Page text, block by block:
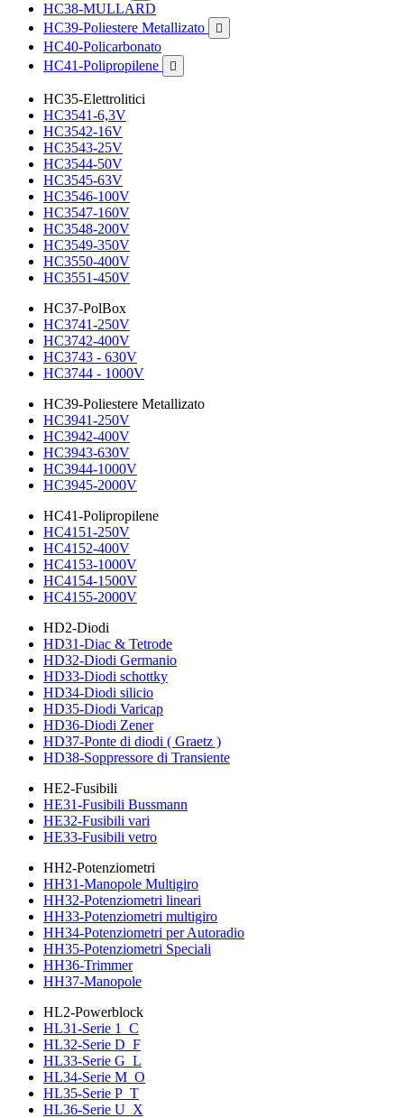
HC38-MULLARD
HC39-Poliestere Metallizato

HC40-Policarbonato
HC41-Polipropilene

HC35-Elettrolitici
HC3541-6,3V
HC3542-16V
HC3543-25V
HC3544-50V
HC3545-63V
HC3546-100V
HC3547-160V
HC3548-200V
HC3549-350V
HC3550-400V
HC3551-450V
HC37-PolBox
HC3741-250V
HC3742-400V
HC3743 - 630V
HC3744 - 1000V
HC39-Poliestere Metallizato
HC3941-250V
HC3942-400V
HC3943-630V
HC3944-1000V
HC3945-2000V
HC41-Polipropilene
HC4151-250V
HC4152-400V
HC4153-1000V
HC4154-1500V
HC4155-2000V
HD2-Diodi
HD31-Diac & Tetrode
HD32-Diodi Germanio
HD33-Diodi schottky
HD34-Diodi silicio
HD35-Diodi Varicap
HD36-Diodi Zener
HD37-Ponte di diodi ( Graetz )
HD38-Soppressore di Transiente
HE2-Fusibili
HE31-Fusibili Bussmann
HE32-Fusibili vari
HE33-Fusibili vetro
HH2-Potenziometri
HH31-Manopole Multigiro
HH32-Potenziometri lineari
HH33-Potenziometri multigiro
HH34-Potenziometri per Autoradio
HH35-Potenziometri Speciali
HH36-Trimmer
HH37-Manopole
HL2-Powerblock
HL31-Serie 1_C
HL32-Serie D_F
HL33-Serie G_L
HL34-Serie M_O
HL35-Serie P_T
HL36-Serie U_X